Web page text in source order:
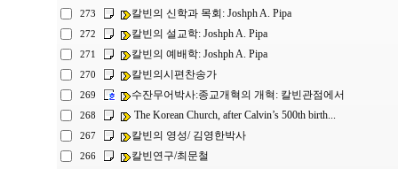
273 칼빈의 신학과 목회: Joshph A. Pipa
272 칼빈의 설교학: Joshph A. Pipa
271 칼빈의 예배학: Joshph A. Pipa
270 칼빈의시편찬송가
269 수잔무어박사:종교개혁의 개혁: 칼빈관점에서
268 The Korean Church, after Calvin’s 500th birth...
267 칼빈의 영성/ 김영한박사
266 칼빈연구/최문철